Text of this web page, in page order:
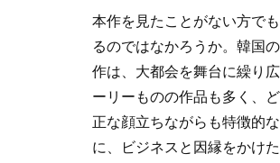
本作を見たことがない方で
るのではなかろうか。韓国
作は、大都会を舞台に繰り
ーリーものの作品も多く、
正な顔立ちながらも特徴的
に、ビジネスと因縁をかけ